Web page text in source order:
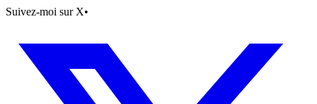
Suivez-moi sur X•